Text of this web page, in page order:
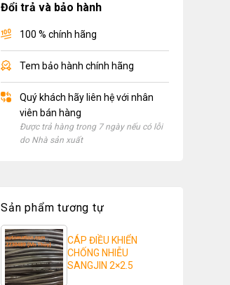
Đổi trả và bảo hành
100 % chính hãng
Tem bảo hành chính hãng
Quý khách hãy liên hệ với nhân
viên bán hàng
Được trả hàng trong 7 ngày nếu có lỗi
do Nhà sản xuất
Sản phẩm tương tự
CÁP ĐIỀU KHIỂN
CHỐNG NHIỄU
SANGJIN 2×2.5